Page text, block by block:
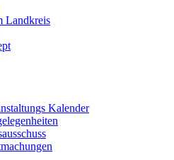
Landkreis
Kalender